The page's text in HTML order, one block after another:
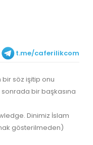
t.me/caferilikcom
söz işitip onu
bir başkasına
Dinimiz İslam
gösterilmeden)